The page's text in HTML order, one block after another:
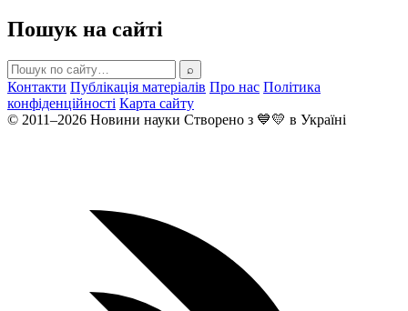
Пошук на сайті
⌕
Контакти Публікація матеріалів Про нас Політика
конфіденційності Карта сайту
© 2011–2026 Новини науки Створено з 💙💛 в Україні